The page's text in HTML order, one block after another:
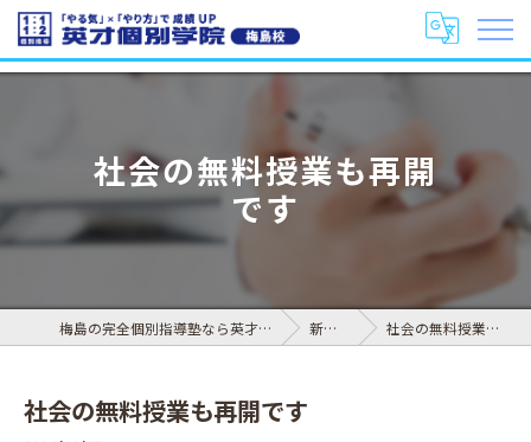
社会の無料授業も再開
です
梅島の完全個別指導塾なら英才個別学院 梅島校 新着情報 社会の無料授業も再開です
社会の無料授業も再開です